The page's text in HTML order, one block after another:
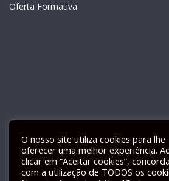
Oferta Formativa
Livro de Reclamações Electrónico
O nosso site utiliza cookies para lhe
oferecer uma melhor experiência.
clicar em “Aceitar cookies”, concorda
com a utilização de TODOS os